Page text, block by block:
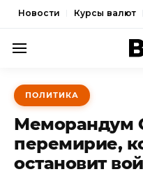
Новости Курсы валют
ПОЛИТИКА
ЭКОНОМИКА
ОБЩЕСТВО
СПОРТ
ПОЛИТИКА
Меморандум
перемирие,
остановит